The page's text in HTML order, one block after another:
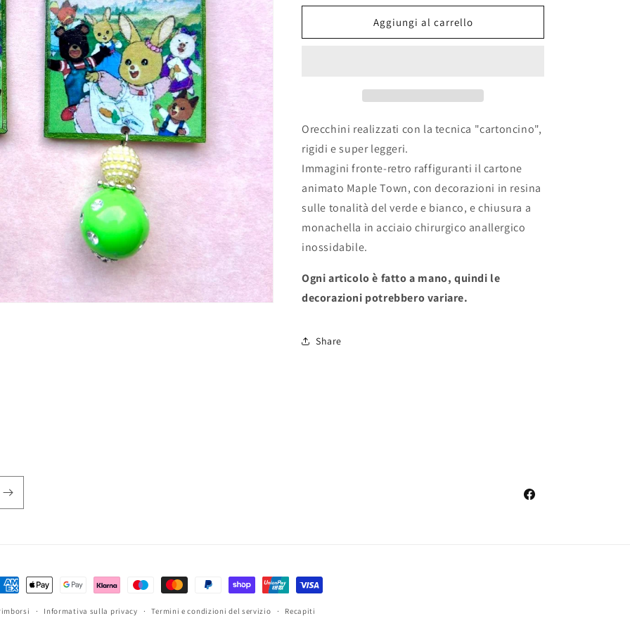
per
&quot;MAPLE
per
Orecchini
&quot;MAPLE
Aggiungi al carrello
Orecchini realizzati con la tecnica "cartoncino",
rigidi e super leggeri.
Immagini fronte-retro raffiguranti il cartone
animato Maple Town, con decorazioni in resina
sulle tonalità del verde e bianco, e chiusura a
monachella in acciaio chirurgico anallergico
inossidabile.
Ogni articolo è fatto a mano, quindi le
decorazioni potrebbero variare.
Share
Facebook
Informativa sulla privacy Termini e condizioni del servizio Recapiti